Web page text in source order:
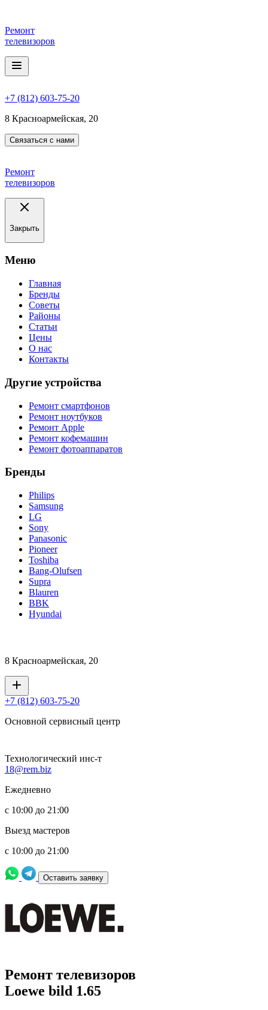
Ремонт
телевизоров
+7 (812) 603-75-20
8 Красноармейская, 20
Связаться с нами
Ремонт
телевизоров
Закрыть
Meню
Главная
Бренды
Советы
Районы
Статьи
Цены
О нас
Контакты
Другие устройства
Ремонт смартфонов
Ремонт ноутбуков
Ремонт Apple
Ремонт кофемашин
Ремонт фотоаппаратов
Бренды
Philips
Samsung
LG
Sony
Panasonic
Pioneer
Toshiba
Bang-Olufsen
Supra
Blauren
BBK
Hyundai
8 Красноармейская, 20
+7 (812) 603-75-20
Основной сервисный центр
Технологический инс-т
18@rem.biz
Ежедневно
с 10:00 до 21:00
Выезд мастеров
с 10:00 до 21:00
Оставить заявку
Ремонт телевизоров
Loewe bild 1.65